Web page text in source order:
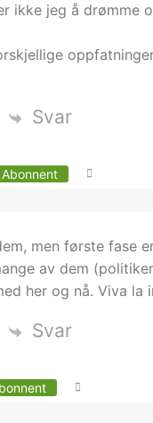
ikke jeg å drømme
Svar
Abonnent
men første fase
av dem
her og nå. Viva la
Svar